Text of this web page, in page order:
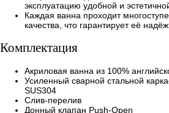
эксплуатацию удобной и
Каждая ванна проходит
качества, что гарантирует её
Комплектация
Акриловая ванна из 100%
Усиленный сварной стальной
SUS304
Слив-перелив
Донный клапан Push-Open